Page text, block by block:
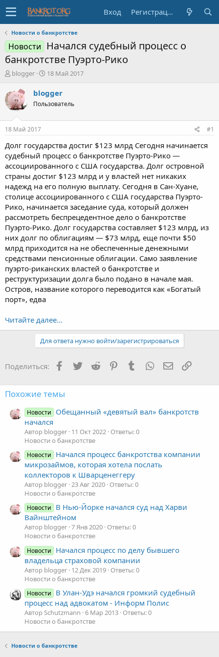
Вход Регистрация
Новости о банкротстве
Новости
Начался судебный процесс о
банкротстве Пуэрто-Рико
А
т
о
р
е
м
ы
blogger
Д
т
а
н
л
а
18 Май 2017
blogger
Пользователь
18 Май 2017 #1
Долг государства достиг $123 млрд Сегодня начинается
судебный процесс о банкротстве Пуэрто-Рико —
ассоциированного с США государства. Долг островной
страны достиг $123 млрд и у властей нет никаких
надежд на его полную выплату. Сегодня в Сан-Хуане,
столице ассоциированного с США государства Пуэрто-
Рико, начинается заседание суда, который должен
рассмотреть беспрецедентное дело о банкротстве
Пуэрто-Рико. Долг государства составляет $123 млрд, из
них долг по облигациям — $73 млрд, еще почти $50
млрд приходится на не обеспеченные денежными
средствами пенсионные облигации. Само заявление
пуэрто-риканских властей о банкротстве и
реструктуризации долга было подано в начале мая.
Остров, название которого переводится как «Богатый
порт», едва
Читайте далее...
Для ответа нужно войти/зарегистрироваться
Поделиться: Facebook
TwitterReddit PinterestTumblr WhatsApp Ссылка
Похожие темы
Новости
Обещанный «девятый вал» банкротств
начался
Автор blogger 11 Окт 2022 Ответы: 0
Новости о банкротстве
Новости
Начался процесс банкротства компании
микрозаймов, которая хотела послать
коллекторов к Шварценеггеру
Автор blogger 23 Авг 2020 Ответы: 0
Новости о банкротстве
Новости
В Нью-Йорке начался суд над Харви
Вайнштейном
Автор blogger 7 Янв 2020 Ответы: 0
Новости о банкротстве
Новости
Начался процесс по делу бывшего
владельца страховой компании
Автор blogger 12 Дек 2019 Ответы: 0
Новости о банкротстве
Новости
В Улан-Удэ начался громкий судебный
процесс над адвокатом - Информ Полис
Автор Schutzmann 6 Мар 2013 Ответы: 0
Новости о банкротстве
Новости о банкротстве